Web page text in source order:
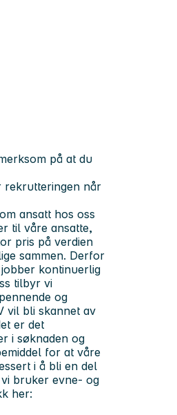
på at du
rekrutteringen når
ansatt hos oss
til våre ansatte,
pris på verdien
sammen. Derfor
kontinuerlig
tilbyr vi
og
vil bli skannet av
er det
i søknaden og
for at våre
i å bli en del
bruker evne- og
her: